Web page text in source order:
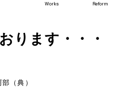
Works Reform
ります・・・
部（典）